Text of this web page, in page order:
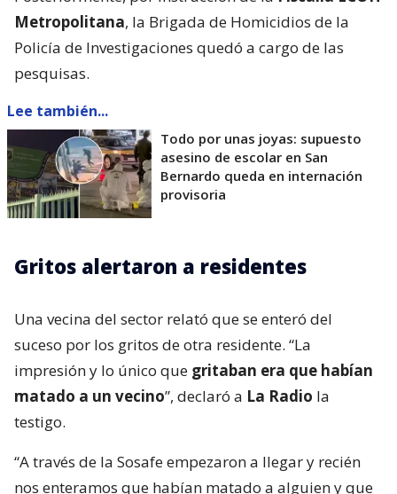
Metropolitana, la Brigada de Homicidios de la
Policía de Investigaciones quedó a cargo de las
pesquisas.
Lee también...
Todo por unas joyas: supuesto
asesino de escolar en San
Bernardo queda en internación
provisoria
Gritos alertaron a residentes
Una vecina del sector relató que se enteró del
suceso por los gritos de otra residente. “La
impresión y lo único que gritaban era que habían
matado a un vecino”, declaró a La Radio la
testigo.
“A través de la Sosafe empezaron a llegar y recién
nos enteramos que habían matado a alguien y que